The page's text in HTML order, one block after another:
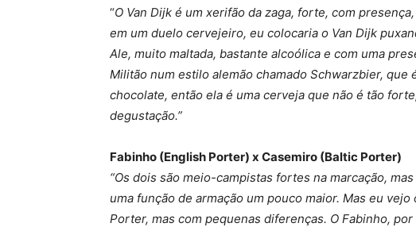
“O Van Dijk é um xerifão da zaga, forte, com
em um duelo cervejeiro, eu colocaria o Van Dijk
Ale, muito maltada, bastante alcoólica e com uma
Militão num estilo alemão chamado Schwarzbier,
chocolate, então ela é uma cerveja que não é tão
degustação.”
Fabinho (English Porter) x Casemiro (Baltic Porter)
“Os dois são meio-campistas fortes na marcação,
uma função de armação um pouco maior. Mas eu
Porter, mas com pequenas diferenças. O Fabinho,